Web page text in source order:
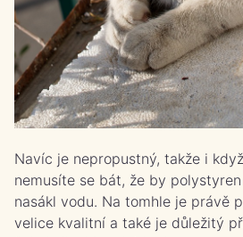
Navíc je nepropustný, takže i
nemusíte se bát, že by
nasákl vodu. Na tomhle je právě
velice kvalitní a také je důležitý